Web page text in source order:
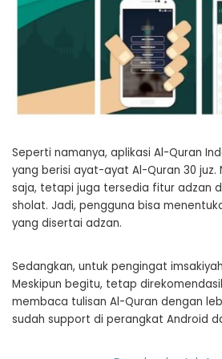
Seperti namanya, aplikasi Al-Quran
yang berisi ayat-ayat Al-Quran 30 juz.
saja, tetapi juga tersedia fitur adzan
sholat. Jadi, pengguna bisa
yang disertai adzan.
Sedangkan, untuk pengingat
Meskipun begitu, tetap
membaca tulisan Al-Quran dengan
sudah support di perangkat Android